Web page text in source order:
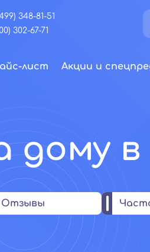
348-81-51
302-67-71
лист Акции и
дому в
Отзывы